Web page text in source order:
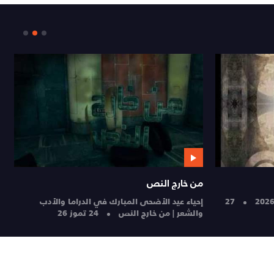
27
من خارج النص
إحياء عيد الأضحى المبارك في الدراما والأدب
والشعر | من خارج النص 24 تموز 26